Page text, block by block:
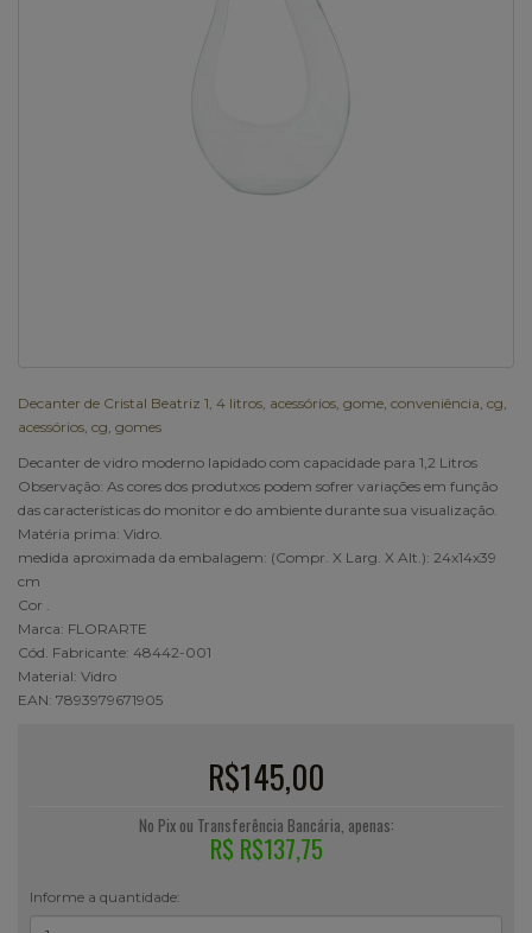
Decanter de Cristal Beatriz 1 4 litros acessórios gome conveniência cg
acessórios cg gomes
Decanter de vidro moderno lapidado com capacidade para 1,2 Litros
Observação: As cores dos produtxos podem sofrer variações em função
das características do monitor e do ambiente durante sua visualização.
Matéria prima: Vidro.
medida aproximada da embalagem: (Compr. X Larg. X Alt.): 24x14x39
cm
Cor .
Marca: FLORARTE
Cód. Fabricante: 48442-001
Material: Vidro
EAN: 7893979671905
R$145,00
No Pix ou Transferência Bancária, apenas:
R$ R$137,75
Informe a quantidade: